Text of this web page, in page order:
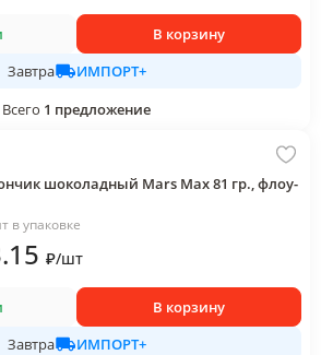
В корзину
Завтра
ИМПОРТ+
Всего 1 предложение
шоколадный Mars Max 81 гр., флоу-
в упаковке
.15 ₽/шт
В корзину
Завтра
ИМПОРТ+